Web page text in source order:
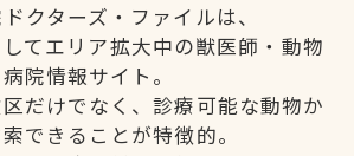
クターズ・ファイルは、
てエリア拡大中の獣医師・動物
病院情報サイト。
だけでなく、診療可能な動物か
できることが特徴的。